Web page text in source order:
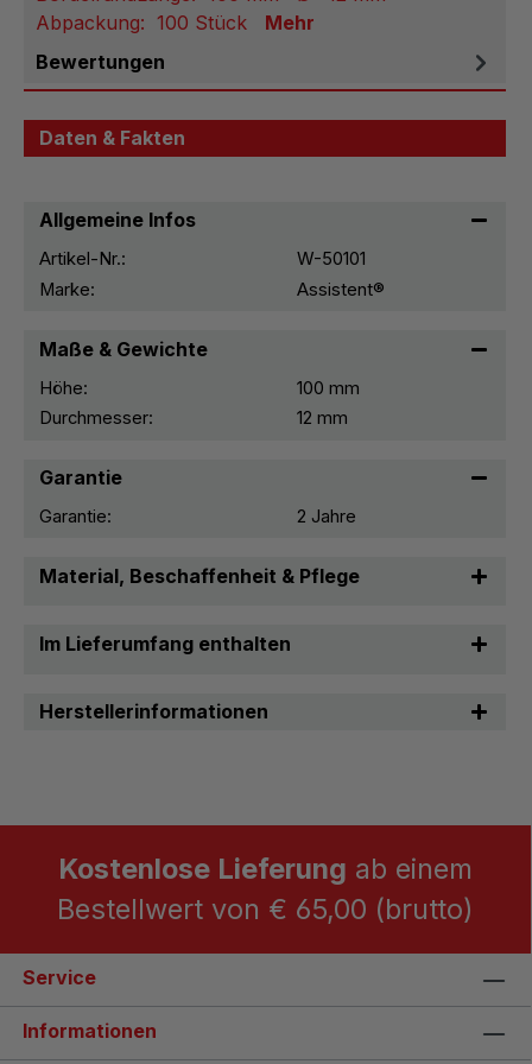
Abpackung: 100 Stück Mehr
Bewertungen
Daten & Fakten
Allgemeine Infos
Artikel-Nr.:
W-50101
Marke:
Assistent®
Maße & Gewichte
Höhe:
100 mm
Durchmesser:
12 mm
Garantie
Garantie: 2 Jahre
Material, Beschaffenheit & Pflege
Im Lieferumfang enthalten
Herstellerinformationen
Kostenlose Lieferung ab einem
Bestellwert von € 65,00 (brutto)
Service
Informationen